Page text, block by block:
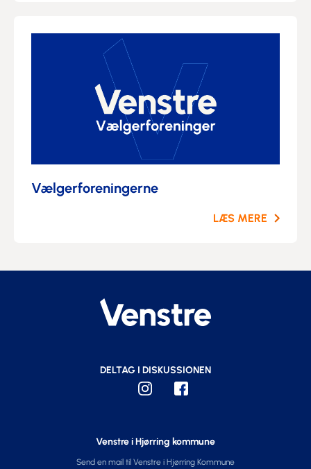
Vælgerforeningerne
LÆS MERE
Venstre i Hjørring kommune
Send en mail til Venstre i Hjørring Kommune
DELTAG I DISKUSSIONEN